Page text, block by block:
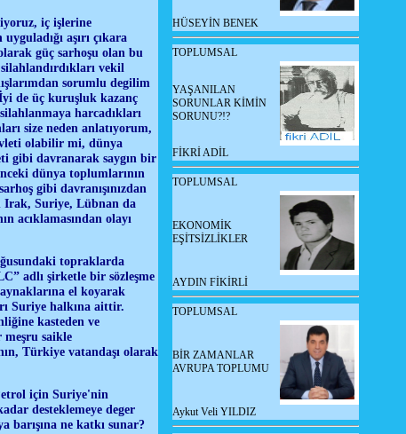
iç işlerine
aşırı çıkara
güç sarhoşu olan bu
vekil
sorumlu degilim
de üç kuruşluk kazanç
harcadıkları
size neden anlatıyorum,
olabilir mi, dünya
gibi davranarak saygın bir
dünya toplumlarının
gibi davranışınızdan
Irak, Suriye, Lübnan da
acıklamasından olayı
topraklarda
adlı şirketle bir sözleşme
el koyarak
Suriye halkına aittir.
kasteden ve
meşru saikle
Türkiye vatandaşı olarak
için Suriye'nin
desteklemeye deger
ne katkı sunar?
HÜSEYİN BENEK
TOPLUMSAL
YAŞANILAN
SORUNLAR KİMİN
SORUNU?!?
FİKRİ ADİL
TOPLUMSAL
EKONOMİK
EŞİTSİZLİKLER
AYDIN FİKİRLİ
TOPLUMSAL
BİR ZAMANLAR
AVRUPA TOPLUMU
Aykut Veli YILDIZ